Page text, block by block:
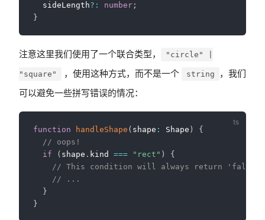
  sideLength
? : number ;
}
注意这里我们使用了一个联合类型， "circle" |
"square" ，使用这种方式，而不是一个 string
，我们
可以避免一些拼写错误的情况：
function handleShape ( shape : Shape )
{
// oops!
if
( shape . kind === "rect" )
{
// This condition will always return 'false'
// ...
}
}